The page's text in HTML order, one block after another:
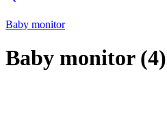
Baby monitor
Baby monitor(4)